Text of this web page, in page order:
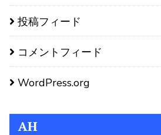
投稿フィード
コメントフィード
WordPress.org
AH